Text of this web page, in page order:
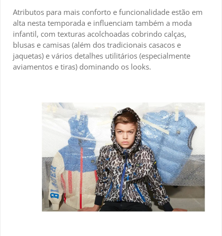
Atributos para mais conforto e funcionalidade estão em
alta nesta temporada e influenciam também a moda
infantil, com texturas acolchoadas cobrindo calças,
blusas e camisas (além dos tradicionais casacos e
jaquetas) e vários detalhes utilitários (especialmente
aviamentos e tiras) dominando os looks.